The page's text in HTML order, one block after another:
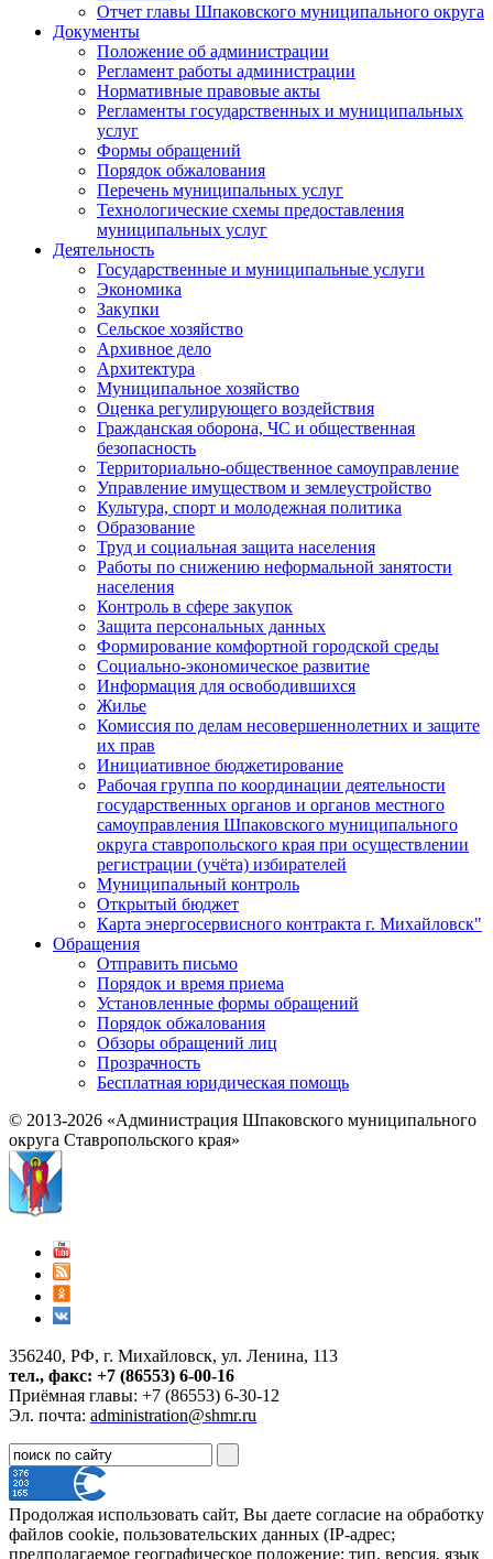
Отчет главы Шпаковского муниципального округа
Документы
Положение об администрации
Регламент работы администрации
Нормативные правовые акты
Регламенты государственных и муниципальных
услуг
Формы обращений
Порядок обжалования
Перечень муниципальных услуг
Технологические схемы предоставления
муниципальных услуг
Деятельность
Государственные и муниципальные услуги
Экономика
Закупки
Сельское хозяйство
Архивное дело
Архитектура
Муниципальное хозяйство
Оценка регулирующего воздействия
Гражданская оборона, ЧС и общественная
безопасность
Территориально-общественное самоуправление
Управление имуществом и землеустройство
Культура, спорт и молодежная политика
Образование
Труд и социальная защита населения
Работы по снижению неформальной занятости
населения
Контроль в сфере закупок
Защита персональных данных
Формирование комфортной городской среды
Социально-экономическое развитие
Информация для освободившихся
Жилье
Комиссия по делам несовершеннолетних и защите
их прав
Инициативное бюджетирование
Рабочая группа по координации деятельности
государственных органов и органов местного
самоуправления Шпаковского муниципального
округа ставропольского края при осуществлении
регистрации (учёта) избирателей
Муниципальный контроль
Открытый бюджет
Карта энергосервисного контракта г. Михайловск"
Обращения
Отправить письмо
Порядок и время приема
Установленные формы обращений
Порядок обжалования
Обзоры обращений лиц
Прозрачность
Бесплатная юридическая помощь
© 2013-2026 «Администрация Шпаковского муниципального
округа Ставропольского края»
356240, РФ, г. Михайловск, ул. Ленина, 113
тел., факс: +7 (86553) 6-00-16
Приёмная главы: +7 (86553) 6-30-12
Эл. почта: administration@shmr.ru
Продолжая использовать сайт, Вы даете согласие на обработку
файлов cookie, пользовательских данных (IP-адрес;
предполагаемое географическое положение; тип, версия, язык